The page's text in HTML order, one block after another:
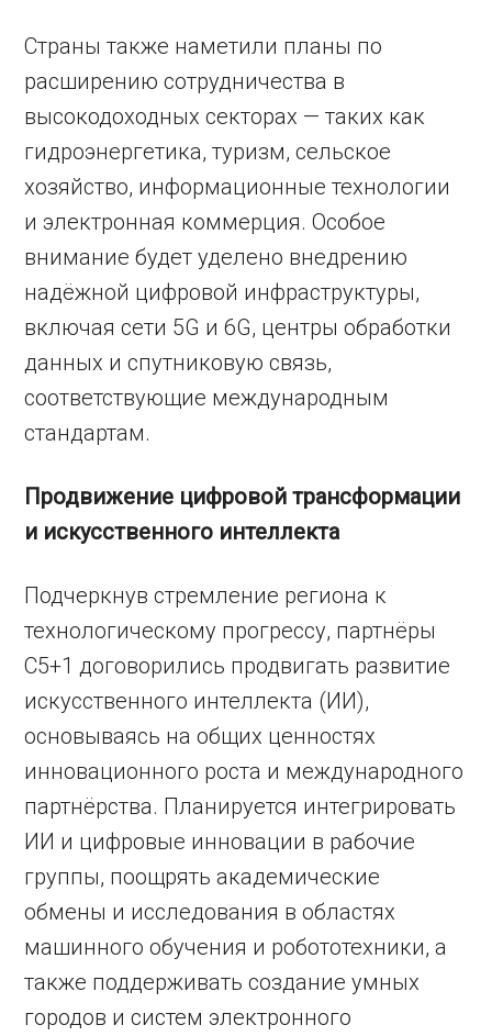
Страны также наметили планы по
расширению сотрудничества в
высокодоходных секторах — таких как
гидроэнергетика, туризм, сельское
хозяйство, информационные технологии
и электронная коммерция. Особое
внимание будет уделено внедрению
надёжной цифровой инфраструктуры,
включая сети 5G и 6G, центры обработки
данных и спутниковую связь,
соответствующие международным
стандартам.
Продвижение цифровой трансформации
и искусственного интеллекта
Подчеркнув стремление региона к
технологическому прогрессу, партнёры
C5+1 договорились продвигать развитие
искусственного интеллекта (ИИ),
основываясь на общих ценностях
инновационного роста и международного
партнёрства. Планируется интегрировать
ИИ и цифровые инновации в рабочие
группы, поощрять академические
обмены и исследования в областях
машинного обучения и робототехники, а
также поддерживать создание умных
городов и систем электронного